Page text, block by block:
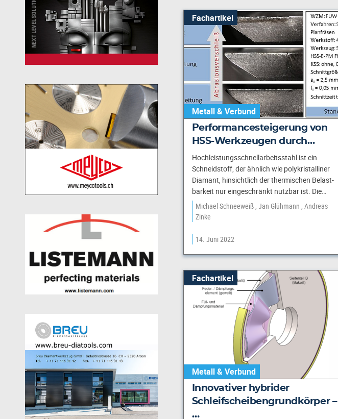
Fachartikel
Metall & Verbund
Performancesteigerung von
HSS-Werkzeugen durch…
Hochleistungsschnellarbeitsstahl ist ein
Schneidstoff, der ähnlich wie polykristalliner
Diamant, hinsichtlich der thermischen Belast-
barkeit nur eingeschränkt nutzbar ist. Die…
Michael Schneeweiß Jan Glühmann Andreas
Zinke
14. Juni 2022
Fachartikel
Metall & Verbund
Innovativer hybrider
Schleifscheibengrundkörper –
…